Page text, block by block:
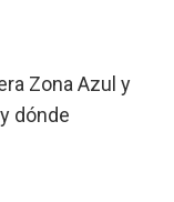
Zona Azul y
dónde